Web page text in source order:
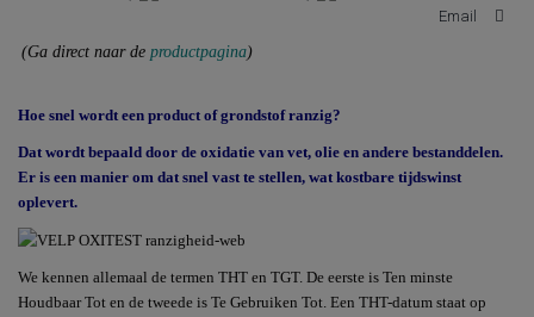
Email
(Ga direct naar de productpagina)
Hoe snel wordt een product of grondstof ranzig?
Dat wordt bepaald door de oxidatie van vet, olie en andere bestanddelen.
Er is een manier om dat snel vast te stellen, wat kostbare tijdswinst
oplevert.
We kennen allemaal de termen THT en TGT. De eerste is Ten minste
Houdbaar Tot en de tweede is Te Gebruiken Tot. Een THT-datum staat op